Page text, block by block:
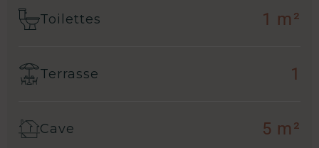
Toilettes 1 m²
Terrasse 1
Cave 5 m²